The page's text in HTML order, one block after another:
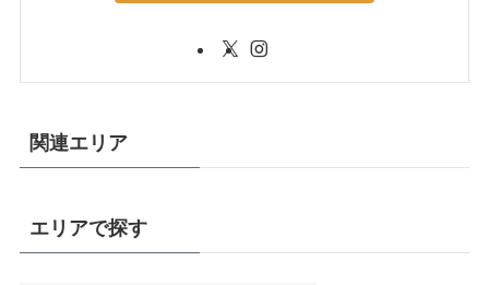
関連エリア
エリアで探す